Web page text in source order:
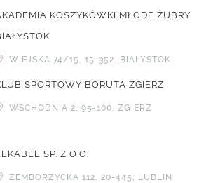
KOSZYKÓWKI MŁODE ŻUBRY
WIEJSKA 74/15, 15-352, BIAŁYSTOK
SPORTOWY BORUTA ZGIERZ
WSCHODNIA 2, 95-100, ZGIERZ
SP. Z O.O.
ZEMBORZYCKA 112, 20-445, LUBLIN